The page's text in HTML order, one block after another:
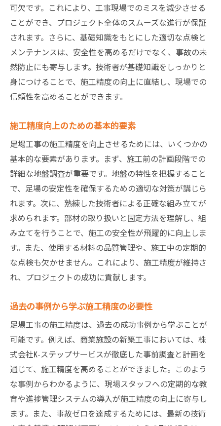
効率的な作業手順の構築方法
工夫による作業の安全性向上
小さな工夫が大きな成果を生む事例
チーム全員で取り組む施工精度向上
現場改善がもたらす施工精度の向上
技術者教育が足場工事の施工精度に及ぼす影響
教育プログラムによる技術者のスキルアッ
プ
教育と実践のバランスがもたらす成果
技術者教育の最新トレンドとその効果
教育の質が施工精度に与える影響
継続的な教育が施工精度を向上させる理由
プロによる足場工事の施工精度を高める実践ポ
イント
プロの視点から見た施工精度向上のポイン
ト
現場で活きるプロの知識と経験
施工精度を高めるためのプロのチェックリ
スト
実践事例から学ぶ施工精度向上の秘訣
プロのノウハウを活用した施工精度の向上
可欠です。これにより、工事現場でのミスを減少させる
ことができ、プロジェクト全体のスムーズな進行が保証
されます。さらに、基礎知識をもとにした適切な点検と
メンテナンスは、安全性を高めるだけでなく、事故の未
然防止にも寄与します。技術者が基礎知識をしっかりと
身につけることで、施工精度の向上に直結し、現場での
信頼性を高めることができます。
施工精度向上のための基本的要素
足場工事の施工精度を向上させるためには、いくつかの
基本的な要素があります。まず、施工前の計画段階での
詳細な地盤調査が重要です。地盤の特性を把握すること
で、足場の安定性を確保するための適切な対策が講じら
れます。次に、熟練した技術者による正確な組み立てが
求められます。部材の取り扱いと固定方法を理解し、組
み立てを行うことで、施工の安全性が飛躍的に向上しま
す。また、使用する材料の品質管理や、施工中の定期的
な点検も欠かせません。これにより、施工精度が維持さ
れ、プロジェクトの成功に貢献します。
過去の事例から学ぶ施工精度の必要性
足場工事の施工精度は、過去の成功事例から学ぶことが
可能です。例えば、商業施設の新築工事においては、株
式会社K-ステップサービスが徹底した事前調査と計画を
通じて、施工精度を高めることができました。このよう
な事例からわかるように、現場スタッフへの定期的な教
育や進捗管理システムの導入が施工精度の向上に寄与し
ます。また、事故ゼロを達成するためには、最新の技術